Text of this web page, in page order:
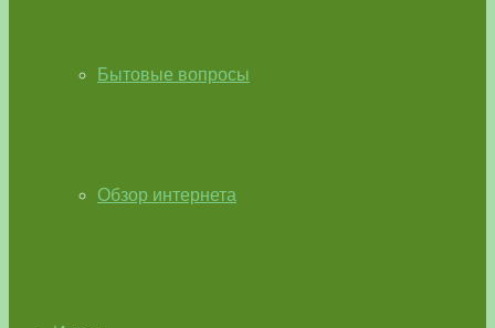
Бытовые вопросы
Обзор интернета